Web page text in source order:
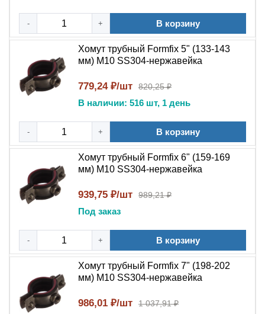
стали, вы получаете надежное и долговечное решение
для крепления труб и кабельных трасс в различных
условиях эксплуатации. Нержавеющая сталь AISI 304
гарантирует защиту от коррозии и длительный срок
службы, а универсальность монтажа позволяет
использовать хомут как для крепления к поверхностям,
так и для подвесного монтажа. Широкий диапазон
типоразмеров делает этот хомут оптимальным
выбором для сантехнических, электромонтажных и
промышленных работ.
Синонимы
хомут трубный Formfix, хомут из нержавейки,
крепление для труб SS304, подвесной хомут
нержавеющий, фиксатор труб с фланцем, монтажный
хомут нержавеющий, крепеж для кабельных трасс,
хомут для сантехники нержавеющий.
- + В корзину
Хомут трубный Formfix 5" (133-143
мм) М10 SS304-нержавейка
779,24 ₽/шт 820,25 ₽
В наличии: 516 шт, 1 день
- + В корзину
Хомут трубный Formfix 6" (159-169
мм) М10 SS304-нержавейка
939,75 ₽/шт 989,21 ₽
Под заказ
- + В корзину
Хомут трубный Formfix 7" (198-202
мм) М10 SS304-нержавейка
986,01 ₽/шт 1 037,91 ₽